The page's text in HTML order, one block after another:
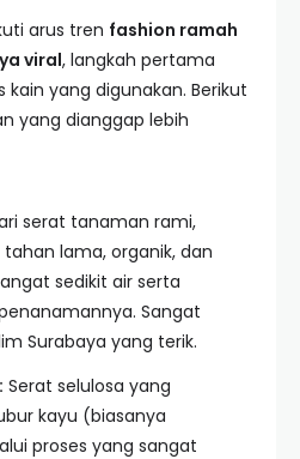
arus tren fashion ramah
viral, langkah pertama
yang digunakan. Berikut
yang dianggap lebih
serat tanaman rami,
lama, organik, dan
sedikit air serta
Sangat
Surabaya yang terik.
Serat selulosa yang
kayu (biasanya
proses yang sangat